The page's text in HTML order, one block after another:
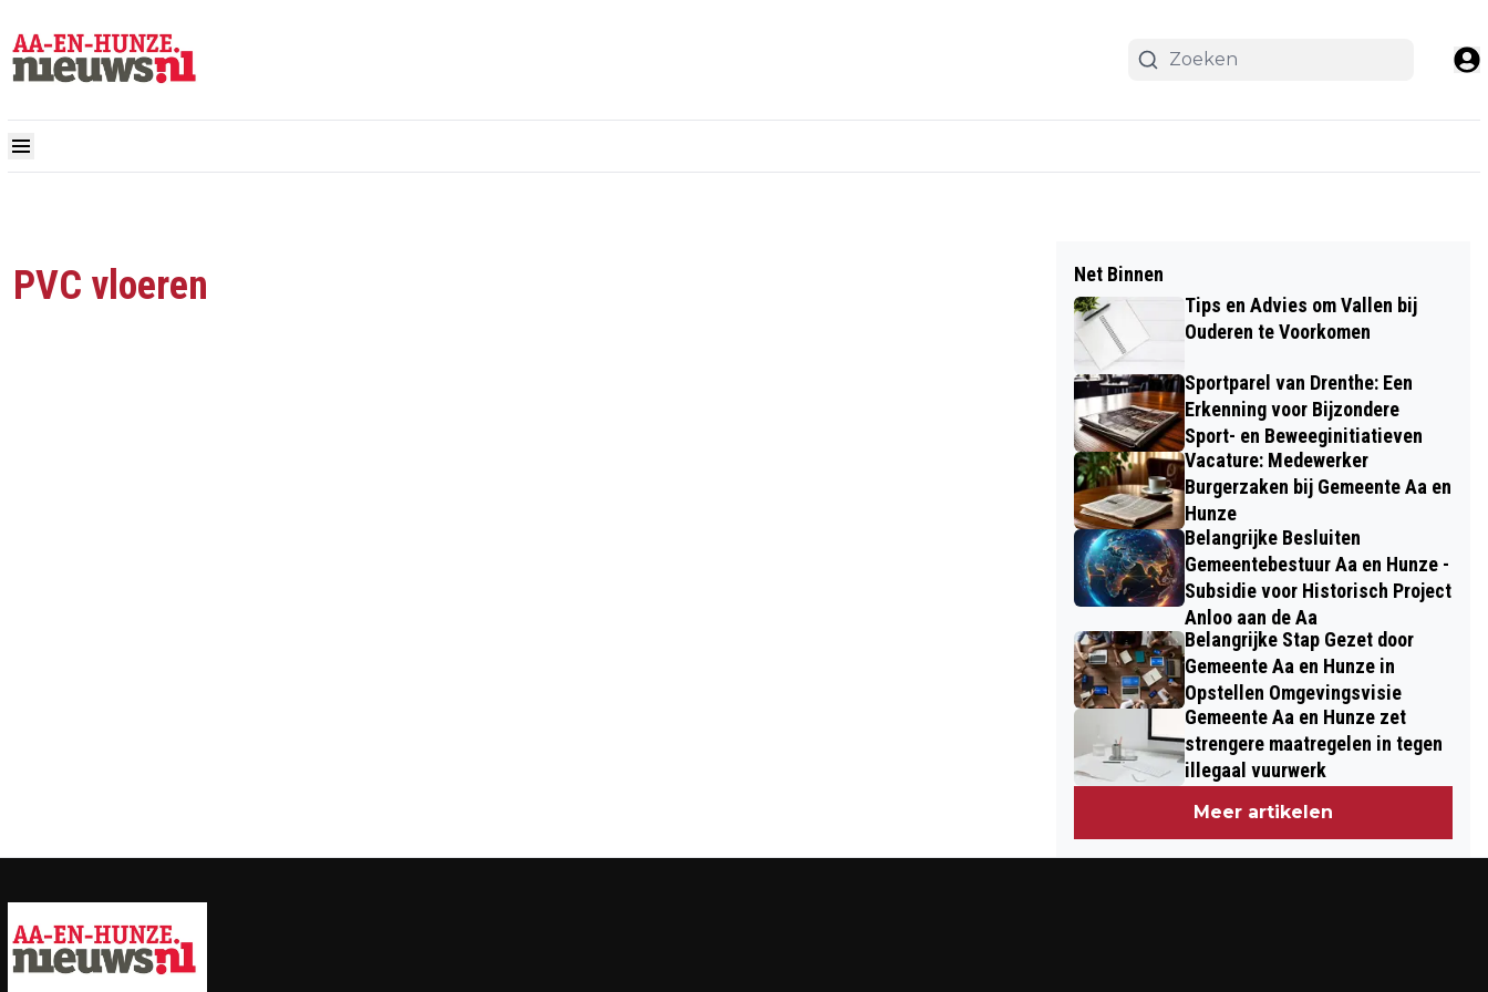
PVC vloeren
Net Binnen
Tips en Advies om Vallen bij
Ouderen te Voorkomen
Sportparel van Drenthe: Een
Erkenning voor Bijzondere
Sport- en Beweeginitiatieven
Vacature: Medewerker
Burgerzaken bij Gemeente Aa en
Hunze
Belangrijke Besluiten
Gemeentebestuur Aa en Hunze -
Subsidie voor Historisch Project
Anloo aan de Aa
Belangrijke Stap Gezet door
Gemeente Aa en Hunze in
Opstellen Omgevingsvisie
Gemeente Aa en Hunze zet
strengere maatregelen in tegen
illegaal vuurwerk
Meer artikelen